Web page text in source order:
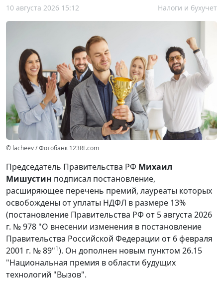
10 августа 2026 15:12 Налоги и бухучет
© lacheev / Фотобанк 123RF.com
Председатель Правительства РФ Михаил
Мишустин подписал постановление,
расширяющее перечень премий, лауреаты которых
освобождены от уплаты НДФЛ в размере 13%
(постановление Правительства РФ от 5 августа 2026
г. № 978 "О внесении изменения в постановление
Правительства Российской Федерации от 6 февраля
2001 г. № 89"1). Он дополнен новым пунктом 26.15
"Национальная премия в области будущих
технологий "Вызов".